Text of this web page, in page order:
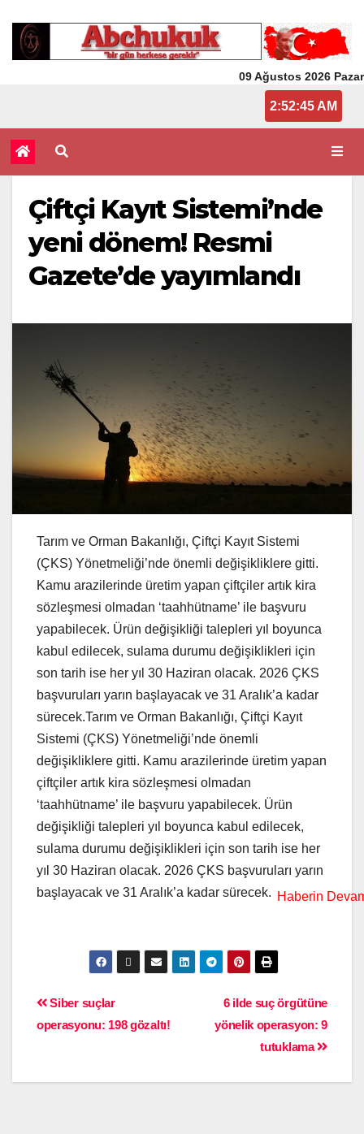
09 Ağustos 2026 Pazar
2:52:45 AM
Çiftçi Kayıt Sistemi’nde
yeni dönem! Resmi
Gazete’de yayımlandı
Tarım ve Orman Bakanlığı, Çiftçi Kayıt Sistemi
(ÇKS) Yönetmeliği’nde önemli değişikliklere gitti.
Kamu arazilerinde üretim yapan çiftçiler artık kira
sözleşmesi olmadan ‘taahhütname’ ile başvuru
yapabilecek. Ürün değişikliği talepleri yıl boyunca
kabul edilecek, sulama durumu değişiklikleri için
son tarih ise her yıl 30 Haziran olacak. 2026 ÇKS
başvuruları yarın başlayacak ve 31 Aralık’a kadar
sürecek.Tarım ve Orman Bakanlığı, Çiftçi Kayıt
Sistemi (ÇKS) Yönetmeliği’nde önemli
değişikliklere gitti. Kamu arazilerinde üretim yapan
çiftçiler artık kira sözleşmesi olmadan
‘taahhütname’ ile başvuru yapabilecek. Ürün
değişikliği talepleri yıl boyunca kabul edilecek,
sulama durumu değişiklikleri için son tarih ise her
yıl 30 Haziran olacak. 2026 ÇKS başvuruları yarın
başlayacak ve 31 Aralık’a kadar sürecek.
6 ilde suç örgütüne
yönelik operasyon: 9
tutuklama
Siber suçlar
operasyonu: 198 gözaltı!